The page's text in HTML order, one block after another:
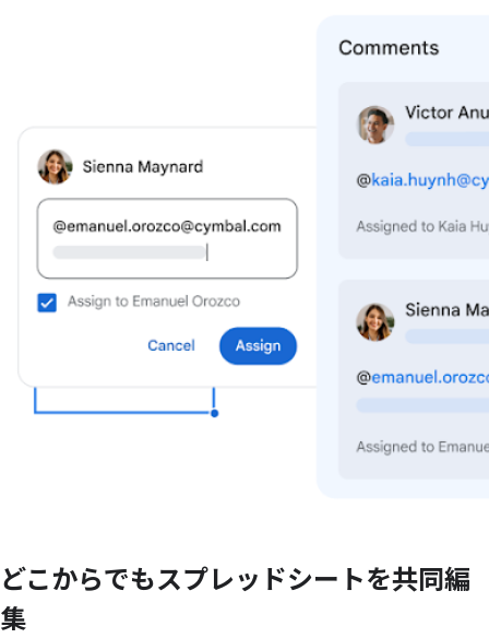
どこからでもスプレッドシートを共同編
集